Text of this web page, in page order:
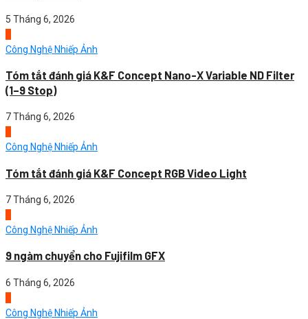
5 Tháng 6, 2026
Công Nghệ Nhiếp Ảnh
Tóm tắt đánh giá K&F Concept Nano-X Variable ND Filter
(1–9 Stop)
7 Tháng 6, 2026
Công Nghệ Nhiếp Ảnh
Tóm tắt đánh giá K&F Concept RGB Video Light
7 Tháng 6, 2026
Công Nghệ Nhiếp Ảnh
9 ngàm chuyển cho Fujifilm GFX
6 Tháng 6, 2026
Công Nghệ Nhiếp Ảnh